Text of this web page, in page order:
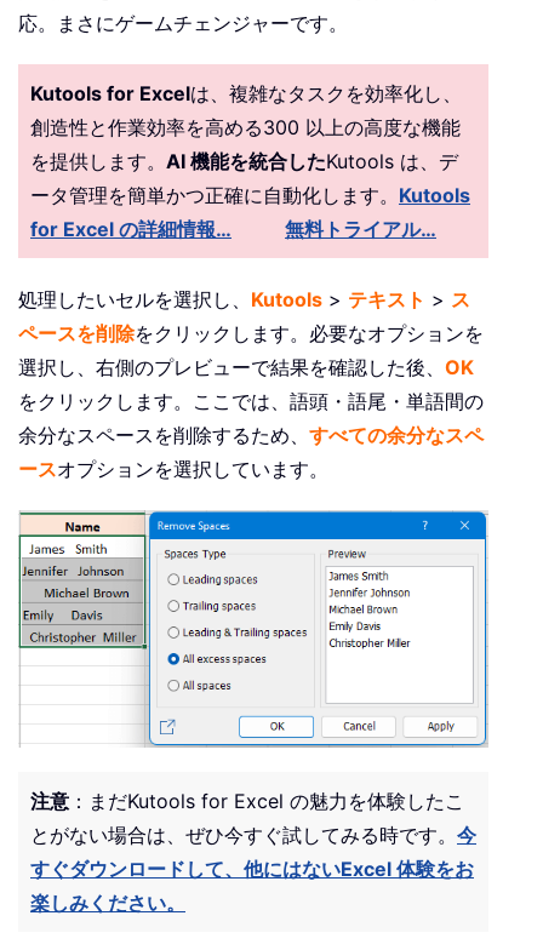
応。まさにゲームチェンジャーです。
Kutools for Excelは、複雑なタスクを効率化し、
創造性と作業効率を高める300 以上の高度な機能
を提供します。 AI 機能を統合したKutools は、デ
ータ管理を簡単かつ正確に自動化します。 Kutools
for Excel の詳細情報…
無料トライアル…
処理したいセルを選択し、 Kutools > テキスト > ス
ペースを削除をクリックします。必要なオプションを
選択し、右側のプレビューで結果を確認した後、 OK
をクリックします。ここでは、語頭・語尾・単語間の
余分なスペースを削除するため、 すべての余分なスペ
ースオプションを選択しています。
注意 ：まだKutools for Excel の魅力を体験したこ
とがない場合は、ぜひ今すぐ試してみる時です。 今
すぐダウンロードして、他にはないExcel 体験をお
楽しみください。